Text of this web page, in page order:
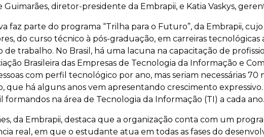
Guimarães, diretor-presidente da Embrapii, e Katia Vaskys,
faz parte do programa “Trilha para o Futuro”, da Embrapii,
do curso técnico à pós-graduação, em carreiras
de trabalho. No Brasil, há uma lacuna na capacitação de
Brasileira das Empresas de Tecnologia da Informação e
com perfil tecnológico por ano, mas seriam necessárias 70
que há alguns anos vem apresentando crescimento
formandos na área de Tecnologia da Informação (TI) a cada ano.
da Embrapii, destaca que a organização conta com um
real, em que o estudante atua em todas as fases do